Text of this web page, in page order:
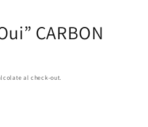
CARBON
al check-out.